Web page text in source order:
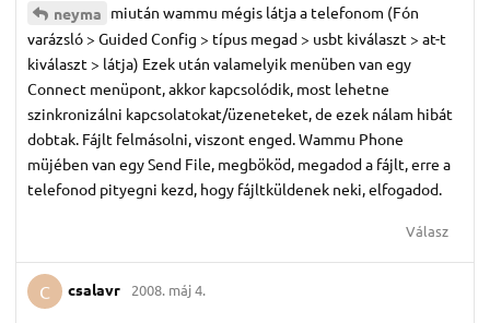
neyma miután wammu mégis látja a telefonom (Fón
varázsló > Guided Config > típus megad > usbt kiválaszt > at-t
kiválaszt > látja) Ezek után valamelyik menüben van egy
Connect menüpont, akkor kapcsolódik, most lehetne
szinkronizálni kapcsolatokat/üzeneteket, de ezek nálam hibát
dobtak. Fájlt felmásolni, viszont enged. Wammu Phone
müjében van egy Send File, megbököd, megadod a fájlt, erre a
telefonod pityegni kezd, hogy fájltküldenek neki, elfogadod.
Válasz
C csalavr 2008. máj 4.